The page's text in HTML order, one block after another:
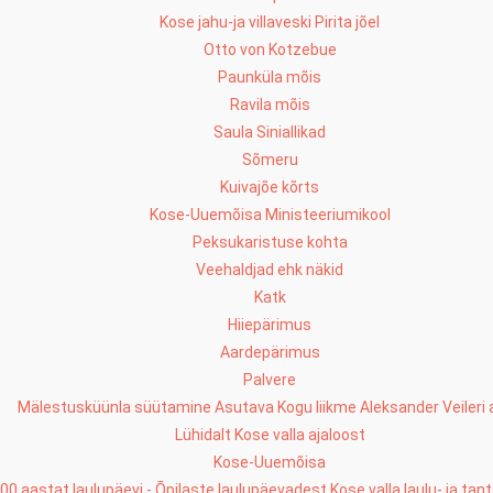
Kose jahu-ja villaveski Pirita jõel
Otto von Kotzebue
Paunküla mõis
Ravila mõis
Saula Siniallikad
Sõmeru
Kuivajõe kõrts
Kose-Uuemõisa Ministeeriumikool
Peksukaristuse kohta
Veehaldjad ehk näkid
Katk
Hiiepärimus
Aardepärimus
Palvere
Mälestusküünla süütamine Asutava Kogu liikme Aleksander Veileri
Lühidalt Kose valla ajaloost
Kose-Uuemõisa